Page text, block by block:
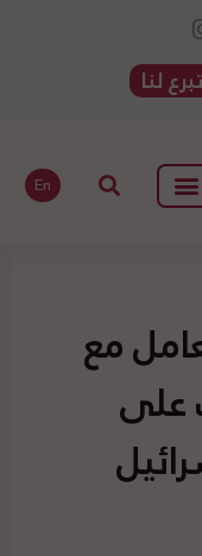
تبرع لنا
En
مع
على